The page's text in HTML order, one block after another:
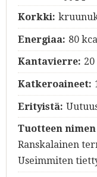
Korkki:
Energiaa: 80
Kantavierre: 20
Katkeroaineet:
Erityistä:
Tuotteen
Ranskalainen
Useimmiten